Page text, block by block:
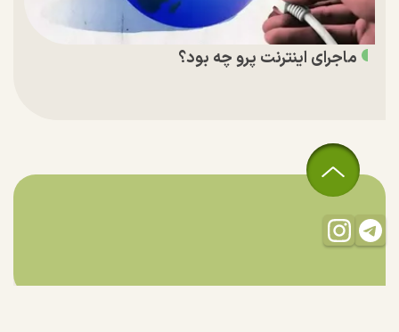
ماجرای اینترنت پرو چه بود؟